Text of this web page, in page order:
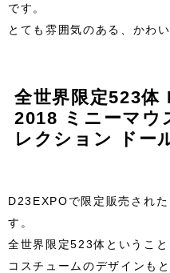
です。
とても雰囲気のある、かわ
全世界限定523
2018 ミニーマウ
レクション ドー
D23EXPOで限定販売され
す。
全世界限定523体ということ
コスチュームのデザインも